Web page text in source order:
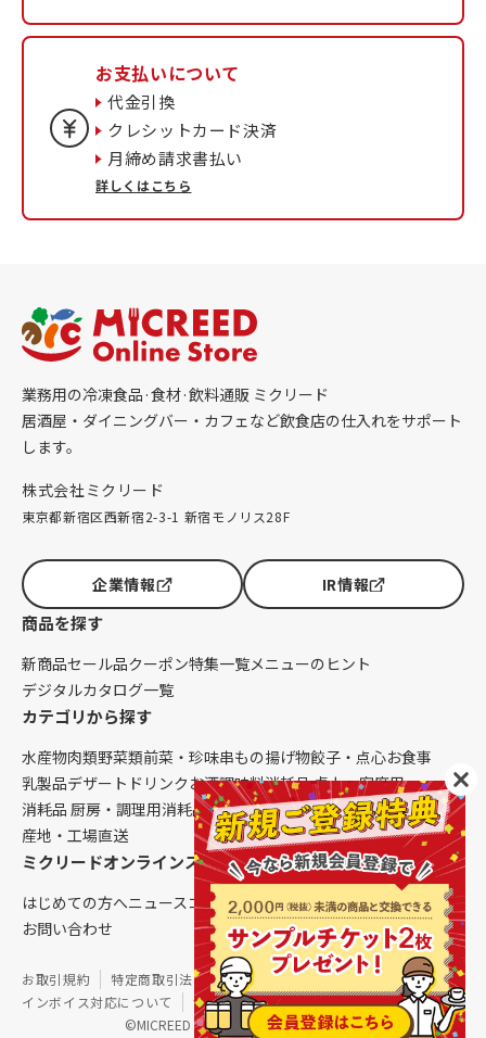
お支払いについて
代金引換
クレシットカード決済
月締め請求書払い
詳しくはこちら
業務用の冷凍食品·食材·飲料通販 ミクリード
居酒屋・ダイニングバー・カフェなど飲食店の仕入れをサポート
します。
株式会社ミクリード
東京都新宿区西新宿2-3-1 新宿モノリス28F
企業情報 IR情報
商品を探す
新商品セール品クーポン特集一覧メニューのヒント
デジタルカタログ一覧
カテゴリから探す
水産物肉類野菜類前菜・珍味串もの揚げ物餃子・点心お食事
乳製品デザート ドリンク お酒調味料消耗品 卓上・客席用
消耗品 厨房・調理用消耗品 クレンリネス生鮮品（配送便限定）
産地・工場直送
ミクリードオンラインストアについて
はじめての方へニュースコラムご利用ガイド会社概要
お問い合わせ
©MICREED CO.,LTD. All Rights Reserved.
お取引規約 特定商取引法に基づく表記
個人情報保護方針
インボイス対応について
サイトマップ